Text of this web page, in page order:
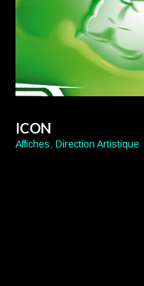
ICON
Affiches,Direction Artistique